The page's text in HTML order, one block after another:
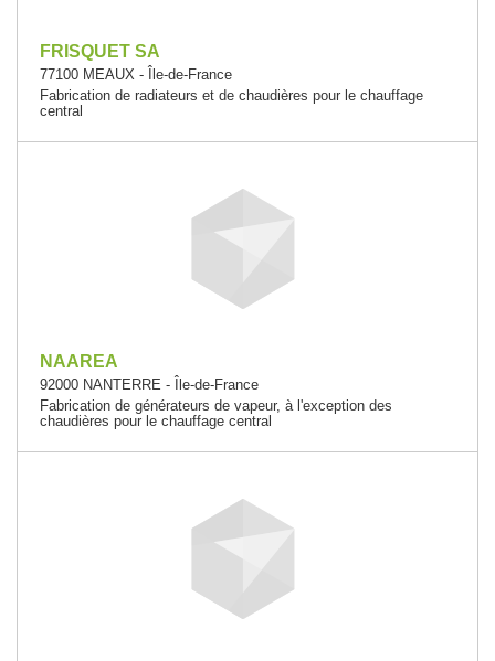
FRISQUET SA
77100 MEAUX - Île-de-France
Fabrication de radiateurs et de chaudières pour le chauffage
central
NAAREA
92000 NANTERRE - Île-de-France
Fabrication de générateurs de vapeur, à l'exception des
chaudières pour le chauffage central